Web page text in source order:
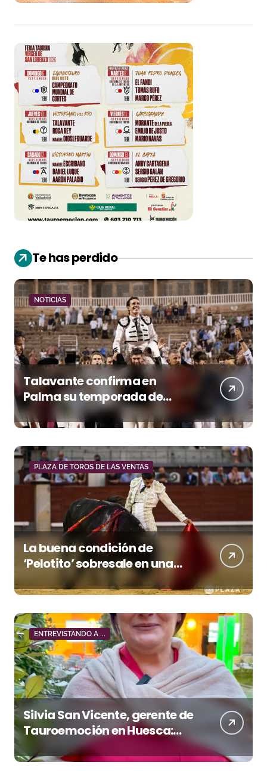
Te has perdido
NOTICIAS
Talavante confirma en
Palma su temporada de
figura y el palco niega el
premio a Roca Rey
PLAZA DE TOROS DE LAS VENTAS
La buena condición de
‘Pelotito’ sobresale en una
noche gris en Las Ventas
ENTREVISTANDO A ...
Silvia San Vicente, gerente de
Tauroemoción en Huesca:
«Todas las figuras del toreo
quieren venir a esta feria»